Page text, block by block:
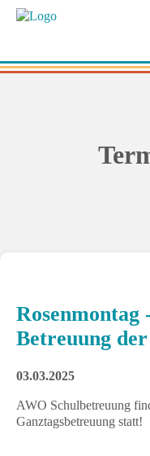
Rosenmontag
Betreuung
03.03.2025
AWO Schulbetreuung
Ganztagsbetreuung statt!